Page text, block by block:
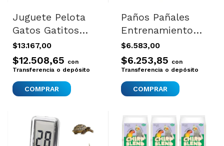
Juguete Pelota
Gatos Gatitos
Diversion
Asegurada
Importada
$13.167,00
$12.508,65 con
Transferencia o depósito
Paños Pañales
Entrenamiento
Perros 60x60
Cancat X7 Blanco
Único
$6.583,00
$6.253,85 con
Transferencia o depósito